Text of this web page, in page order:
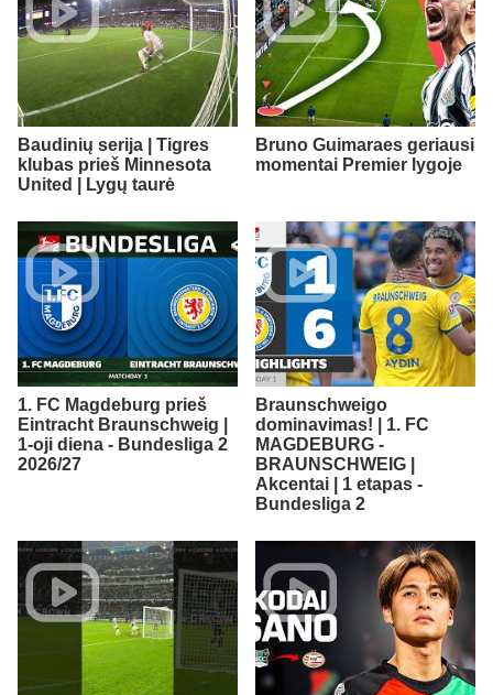
Baudinių serija | Tigres
klubas prieš Minnesota
United | Lygų taurė
Bruno Guimaraes geriausi
momentai Premier lygoje
1. FC Magdeburg prieš
Eintracht Braunschweig |
1-oji diena - Bundesliga 2
2026/27
Braunschweigo
dominavimas! | 1. FC
MAGDEBURG -
BRAUNSCHWEIG |
Akcentai | 1 etapas -
Bundesliga 2